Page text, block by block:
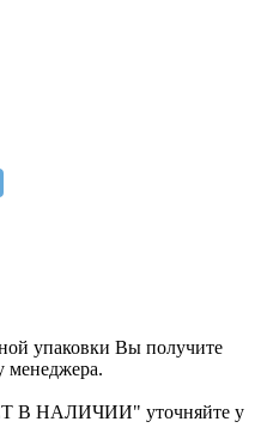
упаковки Вы получите
менеджера.
В НАЛИЧИИ" уточняйте у